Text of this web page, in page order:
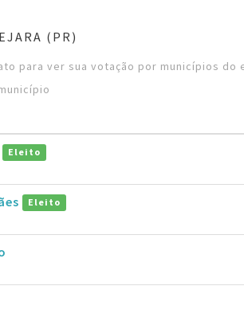
(PR)
para ver sua votação por municípios do
Eleito
Eleito